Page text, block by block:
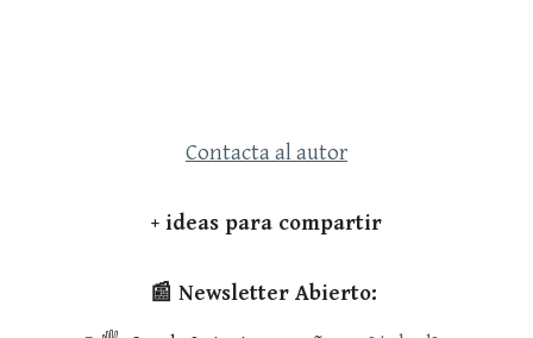
Contacta al autor
+ ideas para compartir
📰 Newsletter Abierto: